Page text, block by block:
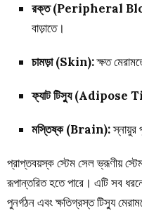
রক্ত (Peripheral
বাড়াতে।
চামড়া (Skin):ক্ষত
ফ্যাট টিস্যু (Adipose
মস্তিষ্ক (Brain):স্নায়ুর
প্রাপ্তবয়স্ক স্টেম সেল ভ্রূণীয়
রূপান্তরিত হতে পারে। এটি সব
পুনর্গঠন এবং ক্ষতিগ্রস্ত টিস্যু